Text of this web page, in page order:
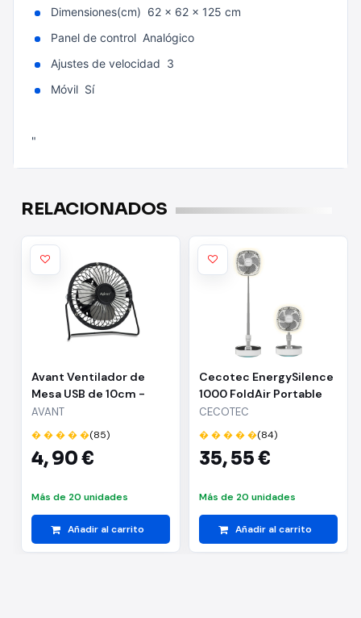
Dimensiones(cm) 62 x 62 x 125 cm
Panel de control Analógico
Ajustes de velocidad 3
Móvil Sí
"
RELACIONADOS
Avant Ventilador de
Mesa USB de 10cm -
Cable 1m - Color Negro
AVANT
� � � � �(85)
4,90 €
Más de 20 unidades
Añadir al carrito
Cecotec EnergySilence
1000 FoldAir Portable
Ventilador de Pie
Portatil - 8000mAh -
Plegable y Telescopico
- Diametro de 10" -
Automatica - 3
Velocidades - 3 Tonos
LED - Color Blanc
CECOTEC
� � � � �(84)
35,55 €
Más de 20 unidades
Añadir al carrito